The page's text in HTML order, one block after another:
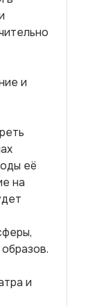
и
её
на
и